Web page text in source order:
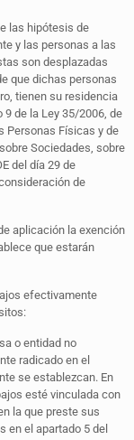
las hipótesis de
y las personas a las
son desplazadas
que dichas personas
tienen su residencia
de la Ley 35/2006, de
Personas Físicas y de
Sociedades, sobre
del día 29 de
de
aplicación la exención
que estarán
efectivamente
o entidad no
radicado en el
se establezcan. En
esté vinculada con
la que preste sus
en el apartado 5 del